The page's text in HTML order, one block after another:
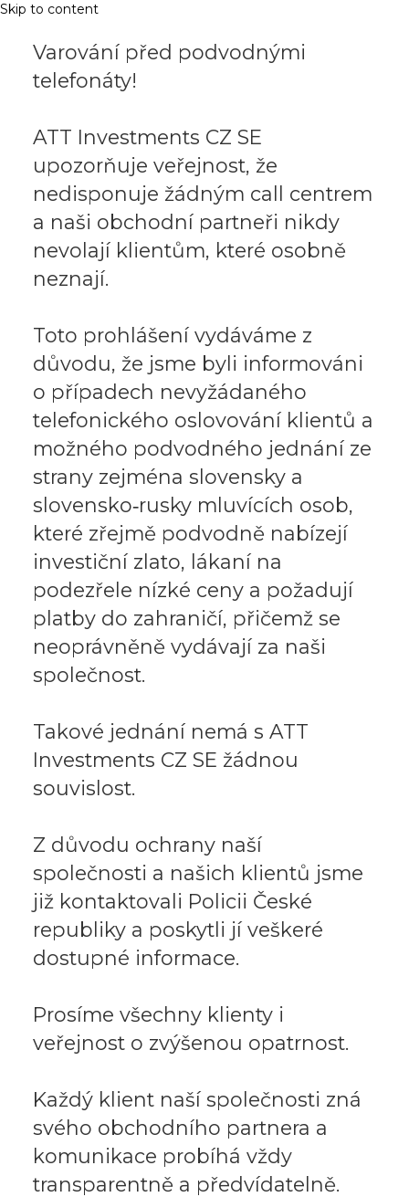
Skip to content
Varování před podvodnými
telefonáty!
ATT Investments CZ SE
upozorňuje veřejnost, že
nedisponuje žádným call centrem
a naši obchodní partneři nikdy
nevolají klientům, které osobně
neznají.
Toto prohlášení vydáváme z
důvodu, že jsme byli informováni
o případech nevyžádaného
telefonického oslovování klientů a
možného podvodného jednání ze
strany zejména slovensky a
slovensko‑rusky mluvících osob,
které zřejmě podvodně nabízejí
investiční zlato, lákaní na
podezřele nízké ceny a požadují
platby do zahraničí, přičemž se
neoprávněně vydávají za naši
společnost.
Takové jednání nemá s ATT
Investments CZ SE žádnou
souvislost.
Z důvodu ochrany naší
společnosti a našich klientů jsme
již kontaktovali Policii České
republiky a poskytli jí veškeré
dostupné informace.
Prosíme všechny klienty i
veřejnost o zvýšenou opatrnost.
Každý klient naší společnosti zná
svého obchodního partnera a
komunikace probíhá vždy
transparentně a předvídatelně.